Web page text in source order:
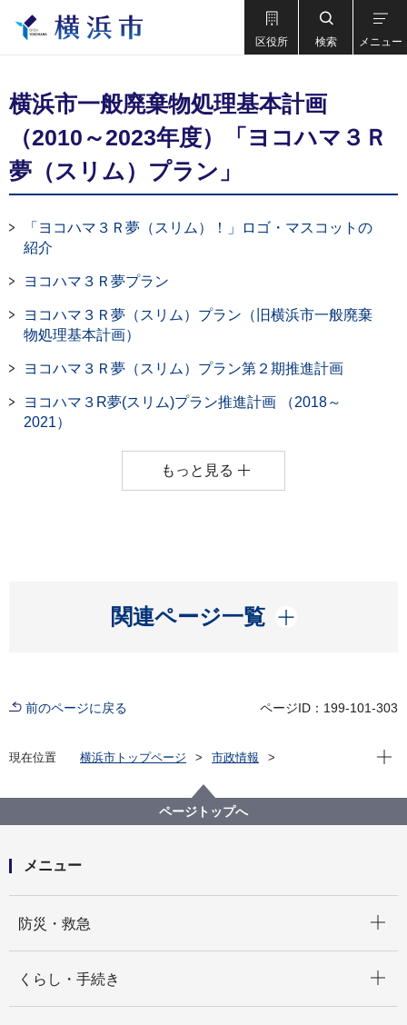
区役所 検索 メニュー
横浜市一般廃棄物処理基本計画
（2010～2023年度）「ヨコハマ３Ｒ
夢（スリム）プラン」
「ヨコハマ３Ｒ夢（スリム）！」ロゴ・マスコットの
紹介
ヨコハマ３Ｒ夢プラン
ヨコハマ３Ｒ夢（スリム）プラン（旧横浜市一般廃棄
物処理基本計画）
ヨコハマ３Ｒ夢（スリム）プラン第２期推進計画
ヨコハマ３R夢(スリム)プラン推進計画 （2018～
2021）
もっと見る
関連ページ一覧
開く
前のページに戻る ページID：199-101-303
現在位置 横浜市トップページ
市政情報
その他
横浜市一般廃棄物処理基本計画（2010～2023年度）
「ヨコハマ３Ｒ夢（スリム）プラン」
現在
ページトップへ
メニュー
防災・救急
くらし・手続き